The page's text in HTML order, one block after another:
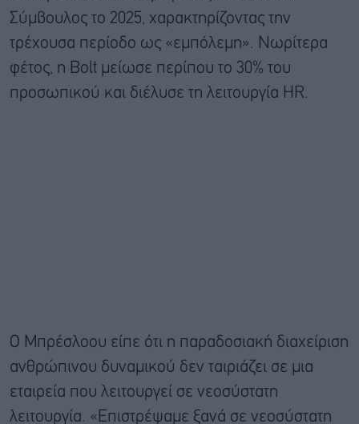
Σύμβουλος το 2025, χαρακτηρίζοντας την
τρέχουσα περίοδο ως «εμπόλεμη». Νωρίτερα
φέτος, η Bolt μείωσε περίπου το 30% του
προσωπικού και διέλυσε τη λειτουργία HR.
Ο Μπρέσλοου είπε ότι η παραδοσιακή διαχείριση
ανθρώπινου δυναμικού δεν ταιριάζει σε μια
εταιρεία που λειτουργεί σε νεοσύστατη
λειτουργία. «Επιστρέψαμε ξανά σε νεοσύστατη